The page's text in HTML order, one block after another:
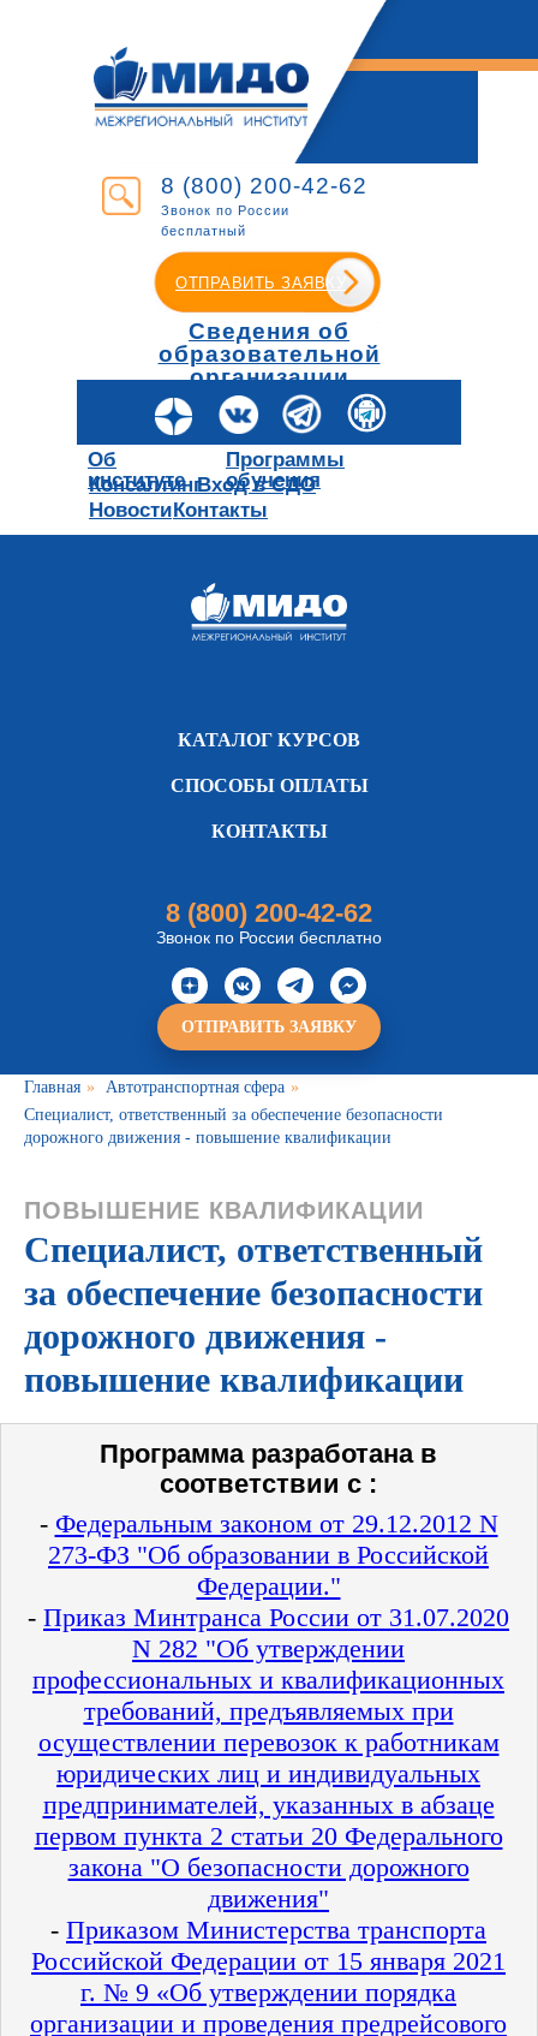
8 (800) 200-42-62
Звонок по России
бесплатный
ОТПРАВИТЬ ЗАЯВКУ
Сведения об
образовательной
организации
Об
институте
Программы
обучения
Консалтинг
Новости
Вход в СДО
Контакты
КАТАЛОГ КУРСОВ
СПОСОБЫ ОПЛАТЫ
КОНТАКТЫ
8 (800) 200-42-62
Звонок по России бесплатно
ОТПРАВИТЬ ЗАЯВКУ
Главная » Автотранспортная сфера »
Специалист, ответственный за обеспечение безопасности
дорожного движения - повышение квалификации
ПОВЫШЕНИЕ КВАЛИФИКАЦИИ
Специалист, ответственный
за обеспечение безопасности
дорожного движения -
повышение квалификации
Программа разработана в
соответствии с :
- Федеральным законом от 29.12.2012 N
273-ФЗ "Об образовании в Российской
Федерации."
- Приказ Минтранса России от 31.07.2020
N 282 "Об утверждении
профессиональных и квалификационных
требований, предъявляемых при
осуществлении перевозок к работникам
юридических лиц и индивидуальных
предпринимателей, указанных в абзаце
первом пункта 2 статьи 20 Федерального
закона "О безопасности дорожного
движения"
- Приказом Министерства транспорта
Российской Федерации от 15 января 2021
г. № 9 «Об утверждении порядка
организации и проведения предрейсового